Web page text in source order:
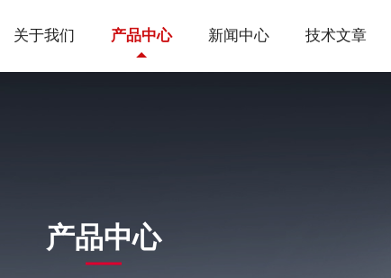
关于我们 产品中心 新闻中心 技术文章
产品中心